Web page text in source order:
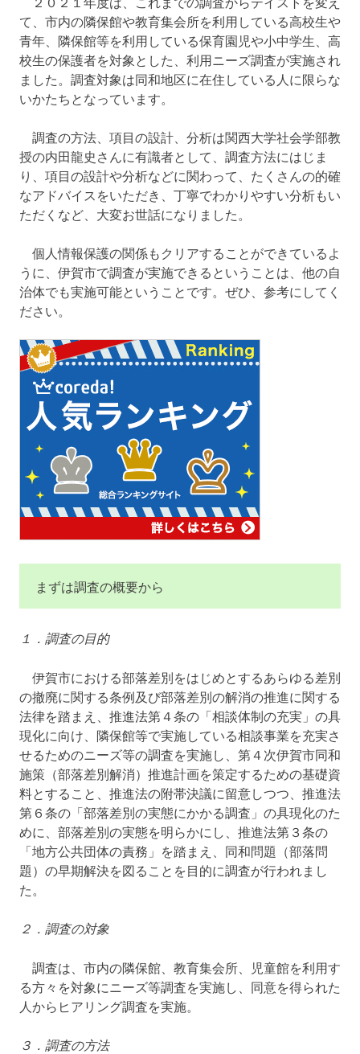
て、市内の隣保館や教育集会所を利用している高校生や
青年、隣保館等を利用している保育園児や小中学生、高
校生の保護者を対象とした、利用ニーズ調査が実施され
ました。調査対象は同和地区に在住している人に限らな
いかたちとなっています。
調査の方法、項目の設計、分析は関西大学社会学部教
授の内田龍史さんに有識者として、調査方法にはじま
り、項目の設計や分析などに関わって、たくさんの的確
なアドバイスをいただき、丁寧でわかりやすい分析もい
ただくなど、大変お世話になりました。
個人情報保護の関係もクリアすることができているよ
うに、伊賀市で調査が実施できるということは、他の自
治体でも実施可能ということです。ぜひ、参考にしてく
ださい。
まずは調査の概要から
１．調査の目的
伊賀市における部落差別をはじめとするあらゆる差別
の撤廃に関する条例及び部落差別の解消の推進に関する
法律を踏まえ、推進法第４条の「相談体制の充実」の具
現化に向け、隣保館等で実施している相談事業を充実さ
せるためのニーズ等の調査を実施し、第４次伊賀市同和
施策（部落差別解消）推進計画を策定するための基礎資
料とすること、推進法の附帯決議に留意しつつ、推進法
第６条の「部落差別の実態にかかる調査」の具現化のた
めに、部落差別の実態を明らかにし、推進法第３条の
「地方公共団体の責務」を踏まえ、同和問題（部落問
題）の早期解決を図ることを目的に調査が行われまし
た。
２．調査の対象
調査は、市内の隣保館、教育集会所、児童館を利用す
る方々を対象にニーズ等調査を実施し、同意を得られた
人からヒアリング調査を実施。
３．調査の方法